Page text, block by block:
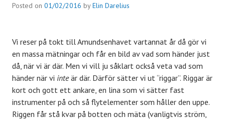
Posted on 01/02/2016 byElin Darelius
Vi reser på tokt till Amundsenhavet vartannat år då gör vi
en massa mätningar och får en bild av vad som händer just
då, när vi är där. Men vi vill ju såklart också veta vad som
händer när vi inteär där. Därför sätter vi ut “riggar”. Riggar är
kort och gott ett ankare, en lina som vi sätter fast
instrumenter på och så flytelementer som håller den uppe.
Riggen får stå kvar på botten och mäta (vanligtvis ström,